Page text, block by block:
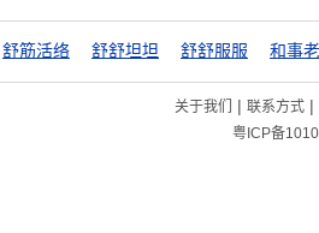
舒筋活络 舒舒坦坦 舒舒服服 和事老
关于我们 | 联系方式|
粤ICP备